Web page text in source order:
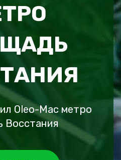
Oleo-Mac метро
Восстания